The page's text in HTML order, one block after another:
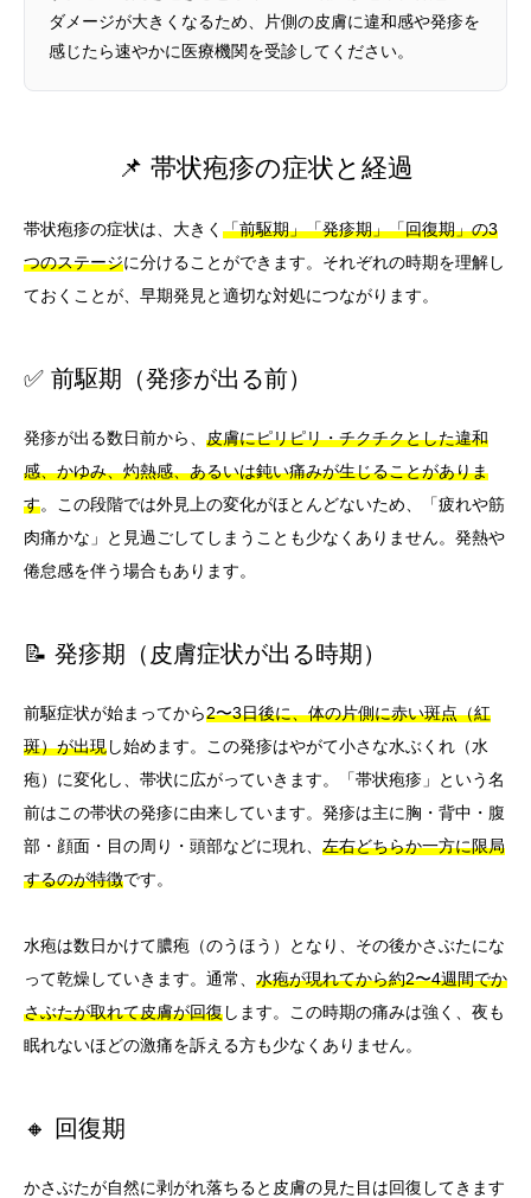
ダメージが大きくなるため、片側の皮膚に違和感や発疹を
感じたら速やかに医療機関を受診してください。
📌 帯状疱疹の症状と経過
帯状疱疹の症状は、大きく 「前駆期」「発疹期」「回復期」の3
つのステージに分けることができます。それぞれの時期を理解し
ておくことが、早期発見と適切な対処につながります。
✅ 前駆期（発疹が出る前）
発疹が出る数日前から、 皮膚にピリピリ・チクチクとした違和
感、かゆみ、灼熱感、あるいは鈍い痛みが生じることがありま
す。この段階では外見上の変化がほとんどないため、「疲れや筋
肉痛かな」と見過ごしてしまうことも少なくありません。発熱や
倦怠感を伴う場合もあります。
📝 発疹期（皮膚症状が出る時期）
前駆症状が始まってから2〜3日後に、体の片側に赤い斑点（紅
斑）が出現し始めます。この発疹はやがて小さな水ぶくれ（水
疱）に変化し、帯状に広がっていきます。「帯状疱疹」という名
前はこの帯状の発疹に由来しています。発疹は主に胸・背中・腹
部・顔面・目の周り・頭部などに現れ、 左右どちらか一方に限局
するのが特徴です。
水疱は数日かけて膿疱（のうほう）となり、その後かさぶたにな
って乾燥していきます。通常、 水疱が現れてから約2〜4週間でか
さぶたが取れて皮膚が回復します。この時期の痛みは強く、夜も
眠れないほどの激痛を訴える方も少なくありません。
🔸 回復期
かさぶたが自然に剥がれ落ちると皮膚の見た目は回復してきます